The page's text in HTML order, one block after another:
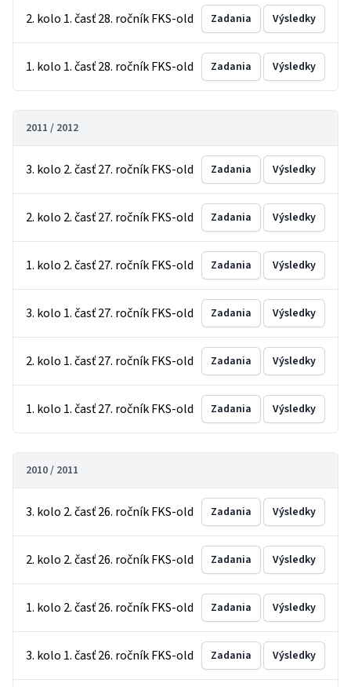
2. kolo 1. časť 28. ročník FKS-old Zadania Výsledky
1. kolo 1. časť 28. ročník FKS-old Zadania Výsledky
2011 / 2012
3. kolo 2. časť 27. ročník FKS-old Zadania Výsledky
2. kolo 2. časť 27. ročník FKS-old Zadania Výsledky
1. kolo 2. časť 27. ročník FKS-old Zadania Výsledky
3. kolo 1. časť 27. ročník FKS-old Zadania Výsledky
2. kolo 1. časť 27. ročník FKS-old Zadania Výsledky
1. kolo 1. časť 27. ročník FKS-old Zadania Výsledky
2010 / 2011
3. kolo 2. časť 26. ročník FKS-old Zadania Výsledky
2. kolo 2. časť 26. ročník FKS-old Zadania Výsledky
1. kolo 2. časť 26. ročník FKS-old Zadania Výsledky
3. kolo 1. časť 26. ročník FKS-old Zadania Výsledky